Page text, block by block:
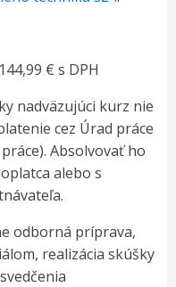
144,99 € s DPH
nadväzujúci kurz nie
cez Úrad práce
Absolvovať ho
alebo s
odborná príprava,
realizácia skúšky